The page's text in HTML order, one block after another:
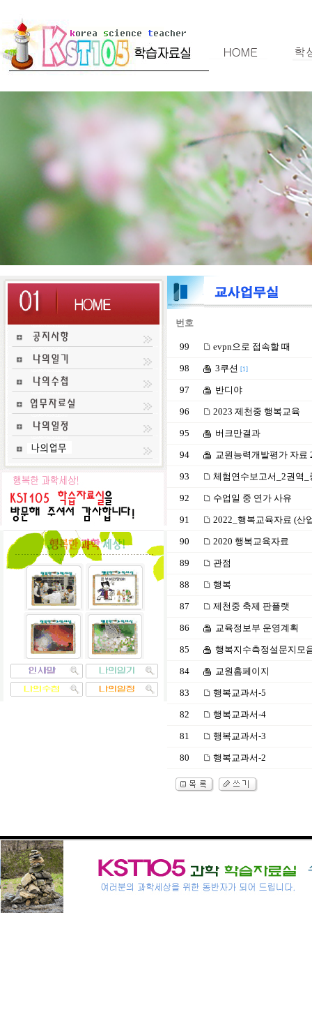
번호
99 evpn으로 접속할 때
98 3쿠션 [1]
97 반디야
96 2023 제천중 행복교육
95 버크만결과
94 교원능력개발평가 자료
93 체험연수보고서_2권역_
92 수업일 중 연가 사유
91 2022_행복교육자료 (산
90 2020 행복교육자료
89 관점
88 행복
87 제천중 축제 판플랫
86 교육정보부 운영계획
85 행복지수측정설문지모
84 교원홈페이지
83 행복교과서-5
82 행복교과서-4
81 행복교과서-3
80 행복교과서-2